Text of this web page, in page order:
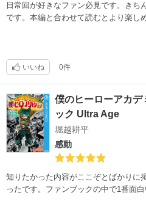
日常回が好きなファン必見です。きち
です。本編と合わせて読むとより楽し
いいね 0件
僕のヒーローアカデ
ック Ultra Age
堀越耕平
感動
知りたかった内容がここぞとばかりに
ったです。ファンブックの中で1番面白